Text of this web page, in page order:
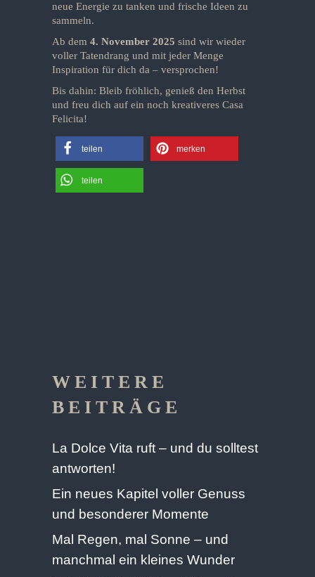
neue Energie zu tanken und frische Ideen zu
sammeln.
Ab dem 4. November 2025 sind wir wieder
voller Tatendrang und mit jeder Menge
Inspiration für dich da – versprochen!
Bis dahin: Bleib fröhlich, genieß den Herbst
und freu dich auf ein noch kreativeres Casa
Felicita!
teilen merken
teilen
WEITERE
BEITRÄGE
La Dolce Vita ruft – und du solltest
antworten!
Ein neues Kapitel voller Genuss
und besonderer Momente
Mal Regen, mal Sonne – und
manchmal ein kleines Wunder